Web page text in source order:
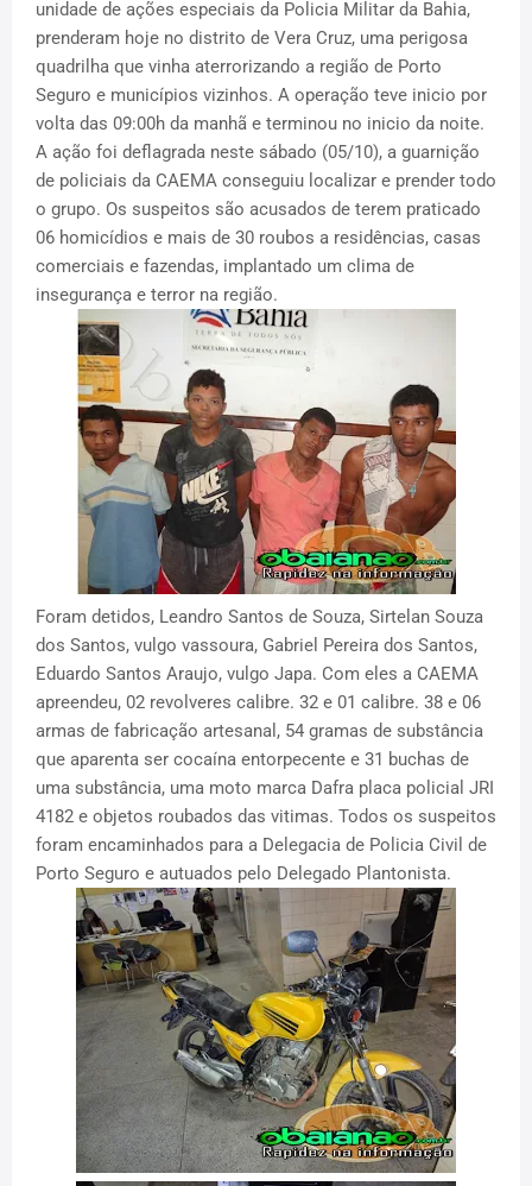
unidade de ações especiais da Policia Militar da Bahia,
prenderam hoje no distrito de Vera Cruz, uma perigosa
quadrilha que vinha aterrorizando a região de Porto
Seguro e municípios vizinhos. A operação teve inicio por
volta das 09:00h da manhã e terminou no inicio da noite.
A ação foi deflagrada neste sábado (05/10), a guarnição
de policiais da CAEMA conseguiu localizar e prender todo
o grupo. Os suspeitos são acusados de terem praticado
06 homicídios e mais de 30 roubos a residências, casas
comerciais e fazendas, implantado um clima de
insegurança e terror na região.
Foram detidos, Leandro Santos de Souza, Sirtelan Souza
dos Santos, vulgo vassoura, Gabriel Pereira dos Santos,
Eduardo Santos Araujo, vulgo Japa. Com eles a CAEMA
apreendeu, 02 revolveres calibre. 32 e 01 calibre. 38 e 06
armas de fabricação artesanal, 54 gramas de substância
que aparenta ser cocaína entorpecente e 31 buchas de
uma substância, uma moto marca Dafra placa policial JRI
4182 e objetos roubados das vitimas. Todos os suspeitos
foram encaminhados para a Delegacia de Policia Civil de
Porto Seguro e autuados pelo Delegado Plantonista.